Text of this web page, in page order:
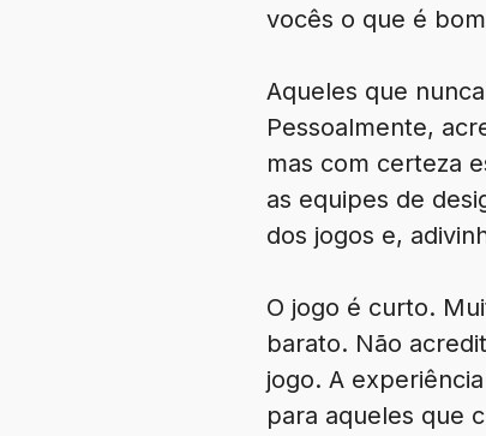
vocês o que é
Aqueles que
Pessoalmente,
mas com certeza
as equipes de
dos jogos e,
O jogo é curto.
barato. Não
jogo. A
para aqueles que